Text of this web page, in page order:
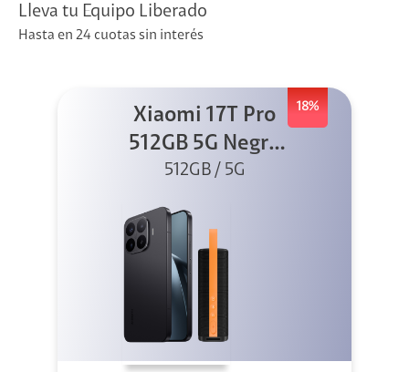
Lleva tu Equipo Liberado
Hasta en 24 cuotas sin interés
18%
Xiaomi 17T Pro
512GB 5G Negro
+ Sound
512GB / 5G